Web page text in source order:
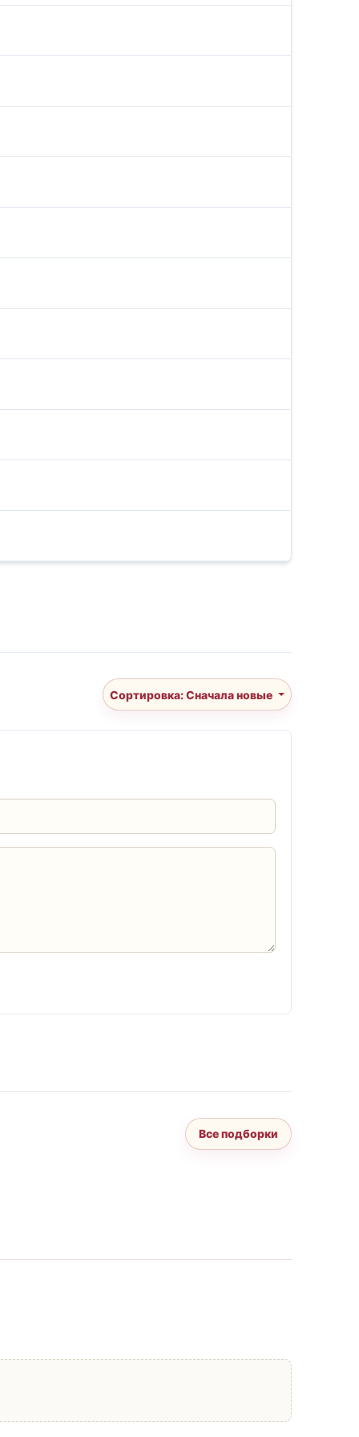
Сортировка: Сначала новые
Все подборки